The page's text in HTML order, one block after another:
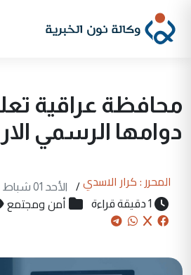
محافظة عراقية
دوامها الرسمي
المحرر : كرار الاسدي /
الأحد 01 شباط 2026
1 دقيقة قراءة
أمن ومجتمع